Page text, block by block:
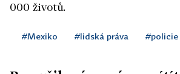
000 životů.
#Mexiko #lidská práva #policie